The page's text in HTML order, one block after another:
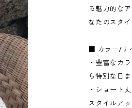
る魅力的な
なたのスタ
■ カラー/サ
・豊富なカ
ら特別な日
・ショート
スタイルア